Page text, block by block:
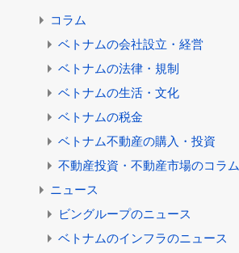
コラム
ベトナムの会社設立・経営
ベトナムの法律・規制
ベトナムの生活・文化
ベトナムの税金
ベトナム不動産の購入・投資
不動産投資・不動産市場のコラム
ニュース
ビングループのニュース
ベトナムのインフラのニュース